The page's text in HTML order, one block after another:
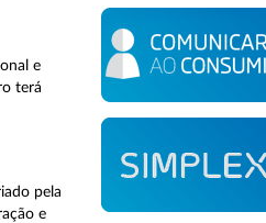
e
terá
pela
e